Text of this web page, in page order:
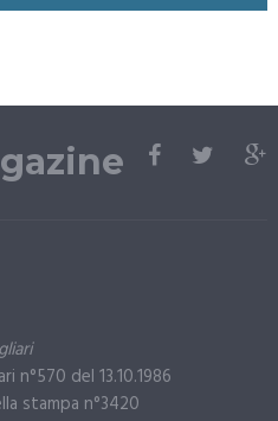
n°570 del 13.10.1986
stampa n°3420